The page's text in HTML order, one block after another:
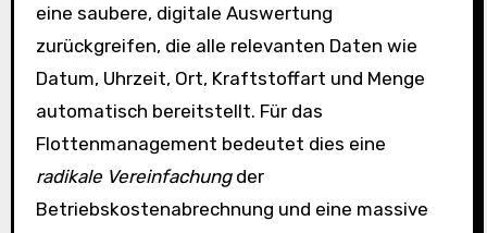
eine saubere, digitale Auswertung
zurückgreifen, die alle relevanten Daten wie
Datum, Uhrzeit, Ort, Kraftstoffart und Menge
automatisch bereitstellt. Für das
Flottenmanagement bedeutet dies eine
radikale Vereinfachungder
Betriebskostenabrechnung und eine massive